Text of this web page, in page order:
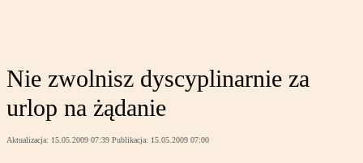
Nie zwolnisz dyscyplinarnie za
urlop na żądanie
Aktualizacja: 15.05.2009 07:39 Publikacja: 15.05.2009 07:00